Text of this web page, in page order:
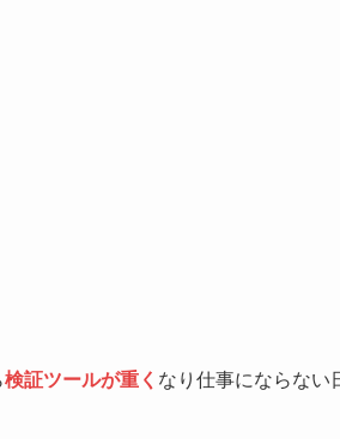
検証ツールが重く なり仕事にならない